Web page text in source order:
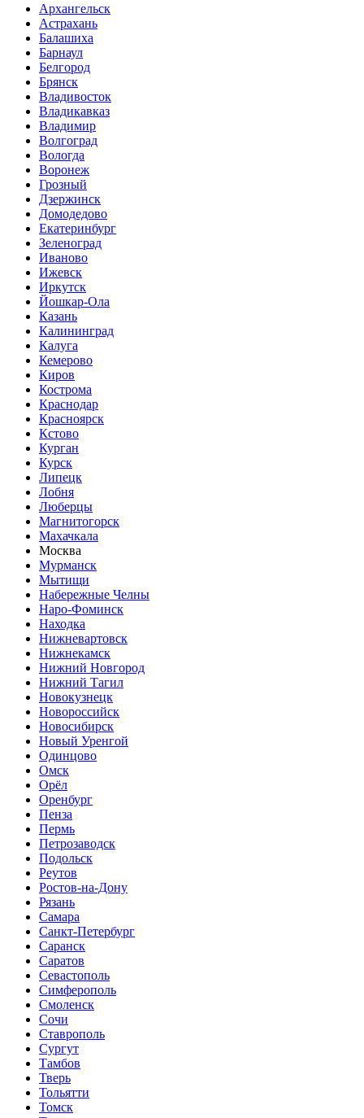
Архангельск
Астрахань
Балашиха
Барнаул
Белгород
Брянск
Владивосток
Владикавказ
Владимир
Волгоград
Вологда
Воронеж
Грозный
Дзержинск
Домодедово
Екатеринбург
Зеленоград
Иваново
Ижевск
Иркутск
Йошкар-Ола
Казань
Калининград
Калуга
Кемерово
Киров
Кострома
Краснодар
Красноярск
Кстово
Курган
Курск
Липецк
Лобня
Люберцы
Магнитогорск
Махачкала
Москва
Мурманск
Мытищи
Набережные Челны
Наро-Фоминск
Находка
Нижневартовск
Нижнекамск
Нижний Новгород
Нижний Тагил
Новокузнецк
Новороссийск
Новосибирск
Новый Уренгой
Одинцово
Омск
Орёл
Оренбург
Пенза
Пермь
Петрозаводск
Подольск
Реутов
Ростов-на-Дону
Рязань
Самара
Санкт-Петербург
Саранск
Саратов
Севастополь
Симферополь
Смоленск
Сочи
Ставрополь
Сургут
Тамбов
Тверь
Тольятти
Томск